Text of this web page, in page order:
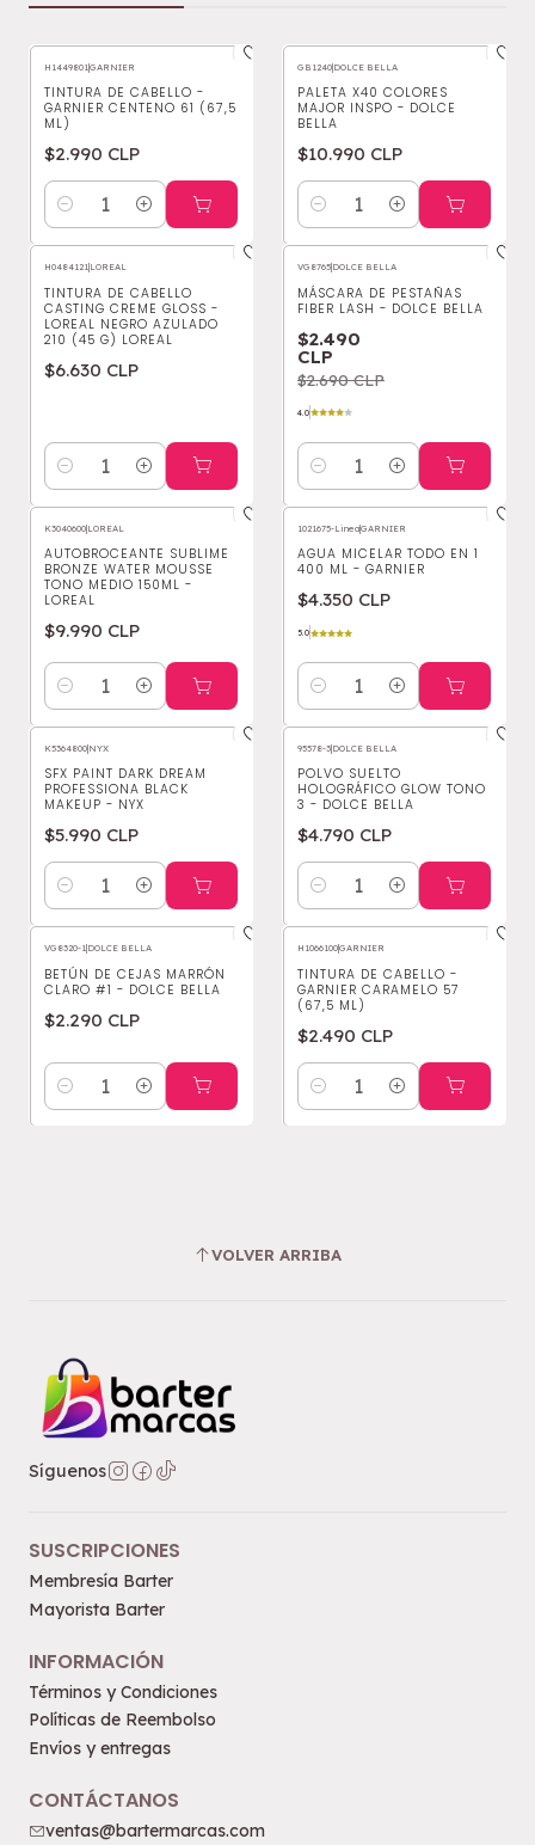
H1449801|GARNIER
TINTURA DE CABELLO -
GARNIER CENTENO 61 (67,5
ML)
$2.990 CLP
Cantidad
GB1240|DOLCE BELLA
PALETA X40 COLORES
MAJOR INSPO - DOLCE
BELLA
$10.990 CLP
Cantidad
H0484121|LOREAL
TINTURA DE CABELLO
CASTING CREME GLOSS -
LOREAL NEGRO AZULADO
210 (45 G) LOREAL
$6.630 CLP
Cantidad
-7% OFF
VG8765|DOLCE BELLA
MÁSCARA DE PESTAÑAS
FIBER LASH - DOLCE BELLA
$2.490
CLP
$2.690 CLP
4.0
Cantidad
K3040600|LOREAL
AUTOBROCEANTE SUBLIME
BRONZE WATER MOUSSE
TONO MEDIO 150ML -
LOREAL
$9.990 CLP
Cantidad
1021675-Linea|GARNIER
AGUA MICELAR TODO EN 1
400 ML - GARNIER
$4.350 CLP
5.0
Cantidad
K5364800|NYX
SFX PAINT DARK DREAM
PROFESSIONA BLACK
MAKEUP - NYX
$5.990 CLP
Cantidad
95578-3|DOLCE BELLA
POLVO SUELTO
HOLOGRÁFICO GLOW TONO
3 - DOLCE BELLA
$4.790 CLP
Cantidad
VG8320-1|DOLCE BELLA
BETÚN DE CEJAS MARRÓN
CLARO #1 - DOLCE BELLA
$2.290 CLP
Cantidad
H1066100|GARNIER
TINTURA DE CABELLO -
GARNIER CARAMELO 57
(67,5 ML)
$2.490 CLP
Cantidad
VOLVER ARRIBA
Síguenos
SUSCRIPCIONES
Membresía Barter
Mayorista Barter
INFORMACIÓN
Términos y Condiciones
Políticas de Reembolso
Envíos y entregas
CONTÁCTANOS
ventas@bartermarcas.com